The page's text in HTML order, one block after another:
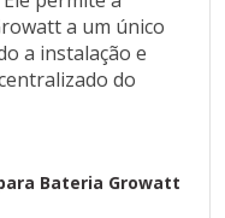
centralizada,
energia.
materiais de alta
útil mesmo em
em soluções
inovadora e
a um único
a instalação e
do
Bateria Growatt